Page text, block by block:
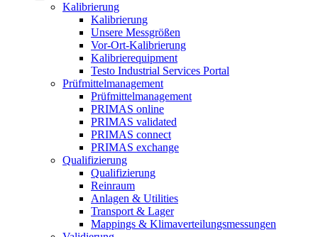
Kalibrierung
Kalibrierung
Unsere Messgrößen
Vor-Ort-Kalibrierung
Kalibrierequipment
Testo Industrial Services Portal
Prüfmittelmanagement
Prüfmittelmanagement
PRIMAS online
PRIMAS validated
PRIMAS connect
PRIMAS exchange
Qualifizierung
Qualifizierung
Reinraum
Anlagen & Utilities
Transport & Lager
Mappings & Klimaverteilungsmessungen